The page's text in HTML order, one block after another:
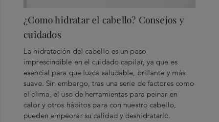
¿Como hidratar el cabello? Consejos y
cuidados
La hidratación del cabello es un paso
imprescindible en el cuidado capilar, ya que es
esencial para que luzca saludable, brillante y más
suave. Sin embargo, tras una serie de factores como
el clima, el uso de herramientas para peinar en
calor y otros hábitos para con nuestro cabello,
pueden empeorar su calidad y deshidratarlo.